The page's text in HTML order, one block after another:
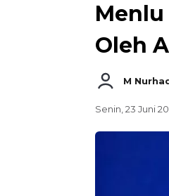
Oleh
M
Senin, 23 Juni